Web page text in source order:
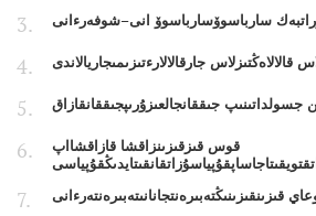
سارباسوۆسارباسوۆ انى–شوفەرءانى
جارقالالارءتىزىمىجاريالاندى
جىققانجالعىزۇرىپجىققانقازاق
قوس قىزقىزىنزاقشا قازاقشااپ
قىزىنقىزىنىڭتەبىرەنتجانانىتەبىرەنتەرءانى